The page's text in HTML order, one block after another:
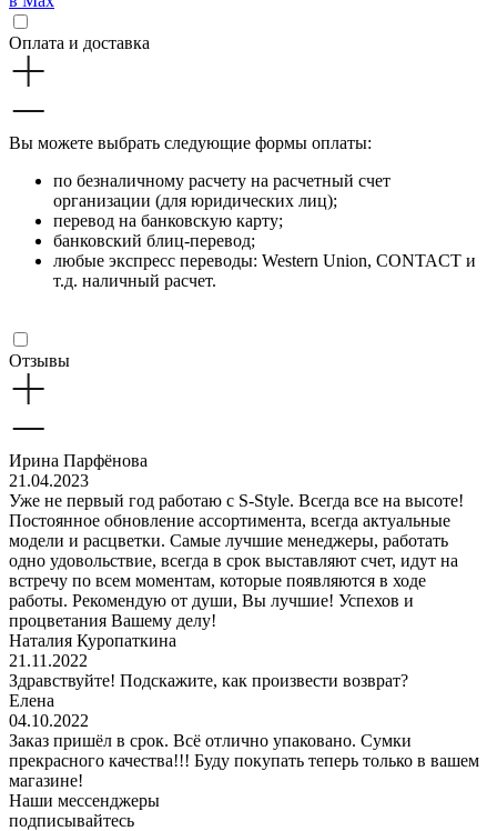
Оплата и доставка
Вы можете выбрать следующие формы оплаты:
по безналичному расчету на расчетный счет
организации (для юридических лиц);
перевод на банковскую карту;
банковский блиц-перевод;
любые экспресс переводы: Western Union, CONTACT и
т.д. наличный расчет.
Отзывы
Ирина Парфёнова
21.04.2023
Уже не первый год работаю с S-Style. Всегда все на высоте!
Постоянное обновление ассортимента, всегда актуальные
модели и расцветки. Самые лучшие менеджеры, работать
одно удовольствие, всегда в срок выставляют счет, идут на
встречу по всем моментам, которые появляются в ходе
работы. Рекомендую от души, Вы лучшие! Успехов и
процветания Вашему делу!
Наталия Куропаткина
21.11.2022
Здравствуйте! Подскажите, как произвести возврат?
Елена
04.10.2022
Заказ пришёл в срок. Всё отлично упаковано. Сумки
прекрасного качества!!! Буду покупать теперь только в вашем
магазине!
Наши мессенджеры
подписывайтесь